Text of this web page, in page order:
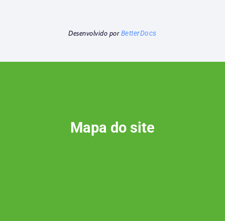
Desenvolvido porBetterDocs
Mapa do site